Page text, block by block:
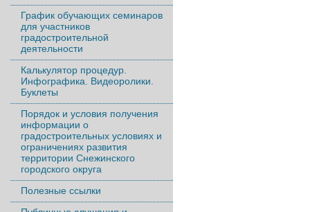
График обучающих семинаров
для участников
градостроительной
деятельности
Калькулятор процедур.
Инфографика. Видеоролики.
Буклеты
Порядок и условия получения
информации о
градостроительных условиях и
ограничениях развития
территории Снежинского
городского округа
Полезные ссылки